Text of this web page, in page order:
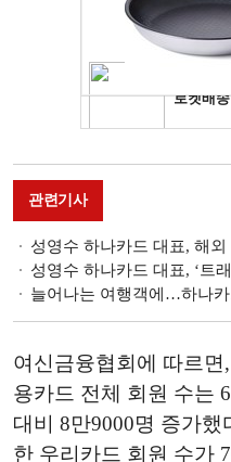
관련기사
성영수 하나카드 대표, 해외 특화 상품 기반 수익성
성영수 하나카드 대표, ‘트래블로그’ 성장 발
늘어나는 여행객에…하나카드
여신금융협회에 따르
용카드 전체 회원 수는
대비 8만9000명 증가
한 우리카드 회원 수가